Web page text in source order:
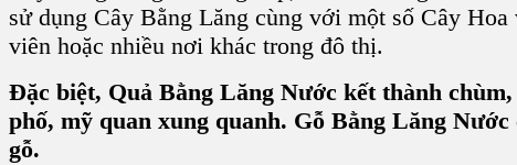
sử dụng Cây Bằng Lăng cùng với một số Cây Hoa
viên hoặc nhiều nơi khác trong đô thị.
Đặc biệt, Quả Bằng Lăng Nước kết thành
phố, mỹ quan xung quanh. Gỗ Bằng Lăng
gỗ.